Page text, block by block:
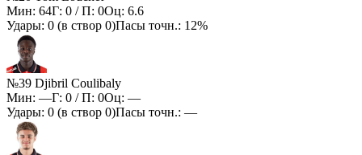
Мин: 64Г: 0 / П: 0Оц: 6.6
Удары: 0 (в створ 0)Пасы точн.: 12%
№39 Djibril Coulibaly
Мин: —Г: 0 / П: 0Оц: —
Удары: 0 (в створ 0)Пасы точн.: —